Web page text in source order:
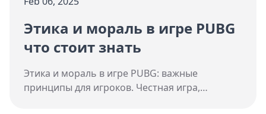
Этика и мораль в игре PUBG
что стоит знать
Этика и мораль в игре PUBG: важные
принципы для игроков. Честная игра,